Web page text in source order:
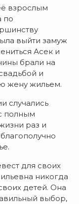
взрослым
по
выйти замуж
Асек и
брали на
и
жену жильем.
случались
полным
раз и
для своих
никогда
детей. Она
выбор,